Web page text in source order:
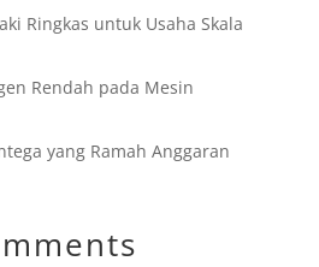
Ringkas untuk Usaha Skala
Rendah pada Mesin
yang Ramah Anggaran